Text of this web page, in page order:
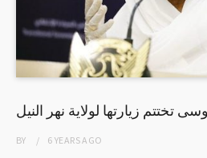
تختتم زيارتها لولاية نهر النيل
BY 6 YEARSAGO